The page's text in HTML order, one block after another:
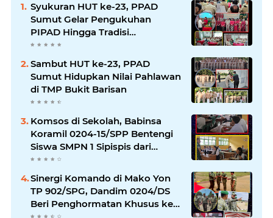
Syukuran HUT ke-23, PPAD
Sumut Gelar Pengukuhan
PIPAD Hingga Tradisi
Kekeluargaan
Sambut HUT ke-23, PPAD
Sumut Hidupkan Nilai Pahlawan
di TMP Bukit Barisan
Komsos di Sekolah, Babinsa
Koramil 0204-15/SPP Bentengi
Siswa SMPN 1 Sipispis dari
Bahaya Narkotika
Sinergi Komando di Mako Yon
TP 902/SPG, Dandim 0204/DS
Beri Penghormatan Khusus ke